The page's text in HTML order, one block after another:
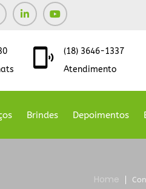
(18) 3646-1337
Atendimento
Brindes Depoimentos
Home